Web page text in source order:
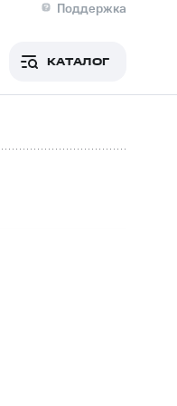
Поддержка
КАТАЛОГ